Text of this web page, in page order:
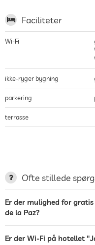
Faciliteter
Wi-Fi
ikke-ryger bygning
parkering
terrasse
liggestole
udendørs pool
Ofte stillede
Er der mulighed for
de la Paz?
Er der Wi-Fi på hotellet